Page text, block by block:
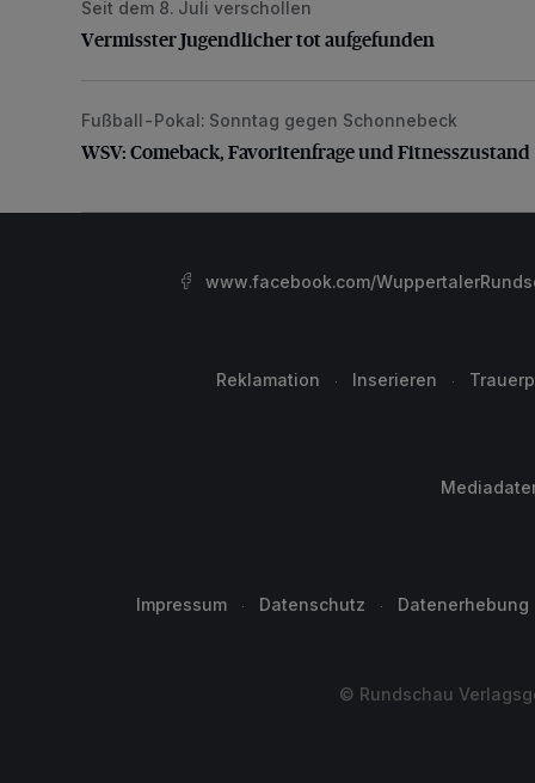
Vermisster Jugendlicher tot aufgefunden
Seit dem 8. Juli verschollen
Vermisster Jugendlicher tot aufgefunden
WSV: Comeback, Favoritenfrage und
Fußball-Pokal: Sonntag gegen Schonnebeck
WSV: Comeback, Favoritenfrage und Fitnesszustand
www.facebook.com/
Reklamation Inserieren
Impressum Datenschutz Datenerhebung
© Rundschau